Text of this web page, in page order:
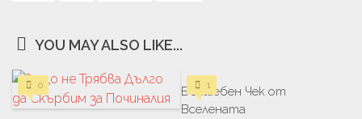
YOU MAY ALSO LIKE...
0 1
Вълшебен Чек от
Вселената